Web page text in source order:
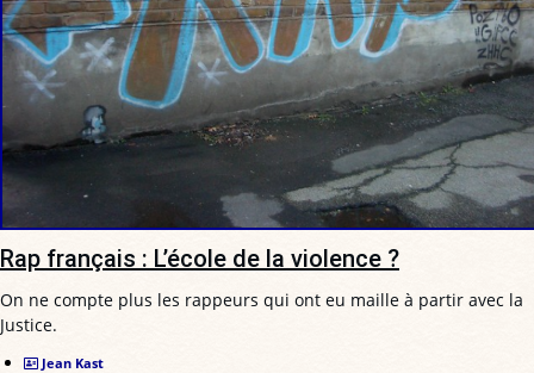
Rap français : L’école de la violence ?
On ne compte plus les rappeurs qui ont eu maille à partir avec la
Justice.
Jean Kast